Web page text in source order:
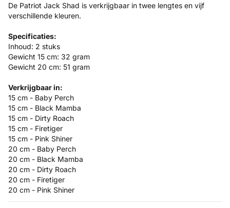
De Patriot Jack Shad is verkrijgbaar in twee lengtes en vijf
verschillende kleuren.
Specificaties:
Inhoud: 2 stuks
Gewicht 15 cm: 32 gram
Gewicht 20 cm: 51 gram
Verkrijgbaar in:
15 cm - Baby Perch
15 cm - Black Mamba
15 cm - Dirty Roach
15 cm - Firetiger
15 cm - Pink Shiner
20 cm - Baby Perch
20 cm - Black Mamba
20 cm - Dirty Roach
20 cm - Firetiger
20 cm - Pink Shiner